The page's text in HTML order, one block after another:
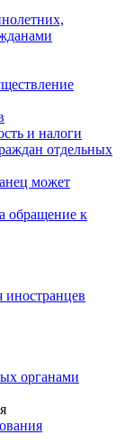
и налоги
отдельных
может
обращение к
органами